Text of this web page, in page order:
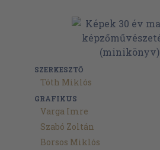
SZERKESZTŐ
Tóth Miklós
GRAFIKUS
Varga Imre
Szabó Zoltán
Borsos Miklós